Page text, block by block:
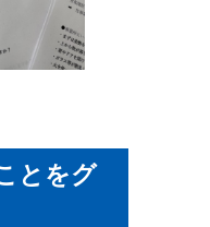
とをグ